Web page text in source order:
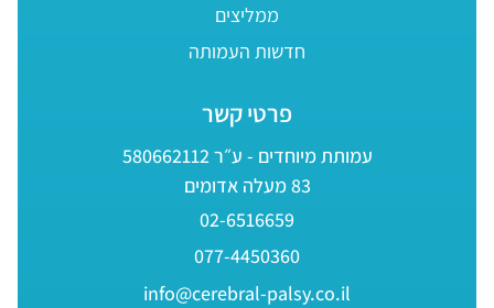
ממליצים
חדשות העמותה
פרטי קשר
עמותת מיוחדים - ע״ר 580662112
83 מעלה אדומים
02-6516659
077-4450360
info@cerebral-palsy.co.il